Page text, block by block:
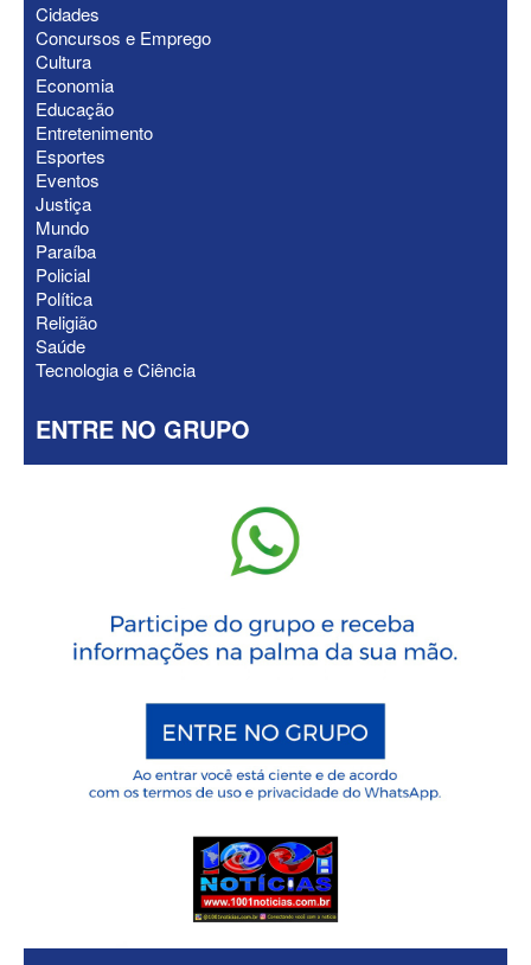
ELEIÇÕES 2026 - Senado: Novo
anuncia Zé Carneiro e Pastor Jader
Medeiros na suplência de Major Fábio
Cidades
Concursos e Emprego
Cultura
Economia
Educação
Entretenimento
Esportes
Eventos
Justiça
Mundo
Paraíba
Policial
Política
Religião
Saúde
Tecnologia e Ciência
ENTRE NO GRUPO